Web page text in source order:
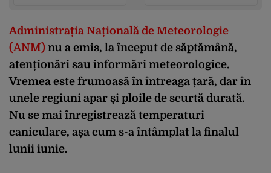
Administrația Națională de Meteorologie
(ANM) nu a emis, la început de săptămână,
atenționări sau informări meteorologice.
Vremea este frumoasă în întreaga țară, dar în
unele regiuni apar și ploile de scurtă durată.
Nu se mai înregistrează temperaturi
caniculare, așa cum s-a întâmplat la finalul
lunii iunie.